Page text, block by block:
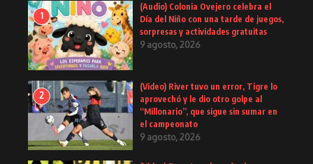
1
(Audio) Colonia Ovejero celebra el
Día del Niño con una tarde de juegos,
sorpresas y actividades gratuitas
9 agosto, 2026
2
(Video) River tuvo un error, Tigre lo
aprovechó y le dio otro golpe al
“Millonario”, que sigue sin sumar en
el campeonato
9 agosto, 2026